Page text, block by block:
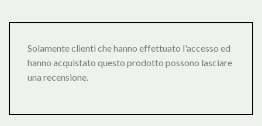
Solamente clienti che hanno effettuato l'accesso ed
hanno acquistato questo prodotto possono lasciare
una recensione.